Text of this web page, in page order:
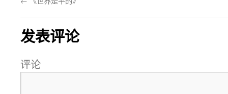
发表评论
评论